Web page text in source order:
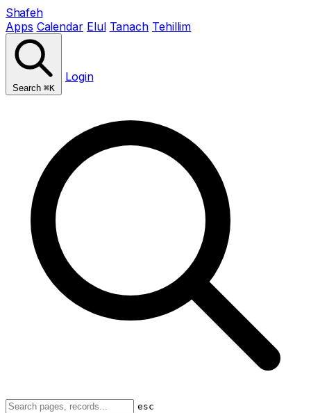
Shafeh
Apps Calendar Elul Tanach Tehillim
Search ⌘K
Login
esc